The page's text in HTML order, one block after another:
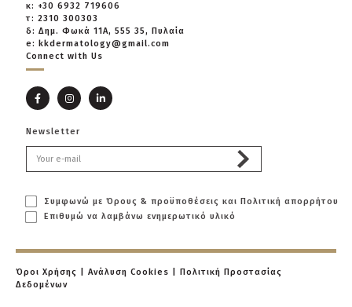
κ: +30 6932 719606
τ: 2310 300303
δ: Δημ. Φωκά 11Α, 555 35, Πυλαία
e: kkdermatology@gmail.com
Connect with Us
Newsletter
Συμφωνώ με Όρους & προϋποθέσεις και Πολιτική απορρήτου
Επιθυμώ να λαμβάνω ενημερωτικό υλικό
Όροι Χρήσης Ανάλυση Cookies
Πολιτική Προστασίας
Δεδομένων